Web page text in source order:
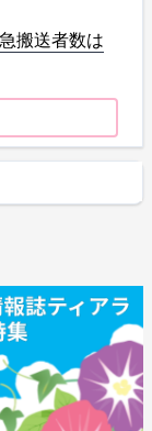
搬送者数は